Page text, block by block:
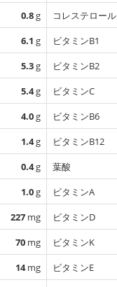
0.8g
6.1 g
5.3g
5.4g
4.0g
1.4g
0.4g
1.0g
227 mg
70 mg
14mg
コレステロール
ビタミンB1
ビタミンB2
ビタミンC
ビタミンB6
ビタミンB12
葉酸
ビタミンA
ビタミンD
ビタミンK
ビタミンE